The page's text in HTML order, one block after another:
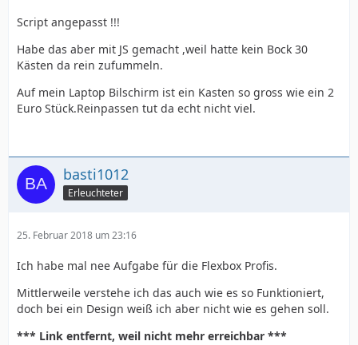
Script angepasst !!!
Habe das aber mit JS gemacht ,weil hatte kein Bock 30
Kästen da rein zufummeln.
Auf mein Laptop Bilschirm ist ein Kasten so gross wie ein 2
Euro Stück.Reinpassen tut da echt nicht viel.
basti1012
Erleuchteter
25. Februar 2018 um 23:16
Ich habe mal nee Aufgabe für die Flexbox Profis.
Mittlerweile verstehe ich das auch wie es so Funktioniert,
doch bei ein Design weiß ich aber nicht wie es gehen soll.
*** Link entfernt, weil nicht mehr erreichbar ***